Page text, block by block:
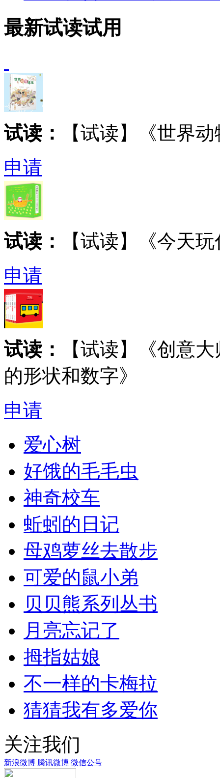
最新试读试用
试读：
【试读】《世界
申请
试读：
【试读】《今天
申请
试读：
【试读】《创意
的形状和数字》
申请
爱心树
好饿的毛毛虫
神奇校车
蚯蚓的日记
母鸡萝丝去散步
可爱的鼠小弟
贝贝熊系列丛书
月亮忘记了
拇指姑娘
不一样的卡梅拉
猜猜我有多爱你
关注我们
新浪微博 腾讯微博 微信公号